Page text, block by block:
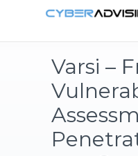
PRODOTTI
Varsi –